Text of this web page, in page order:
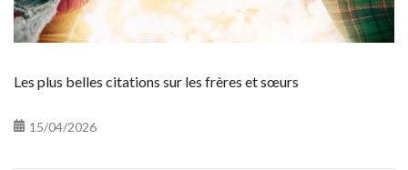
Les plus belles citations sur les frères et sœurs
15/04/2026